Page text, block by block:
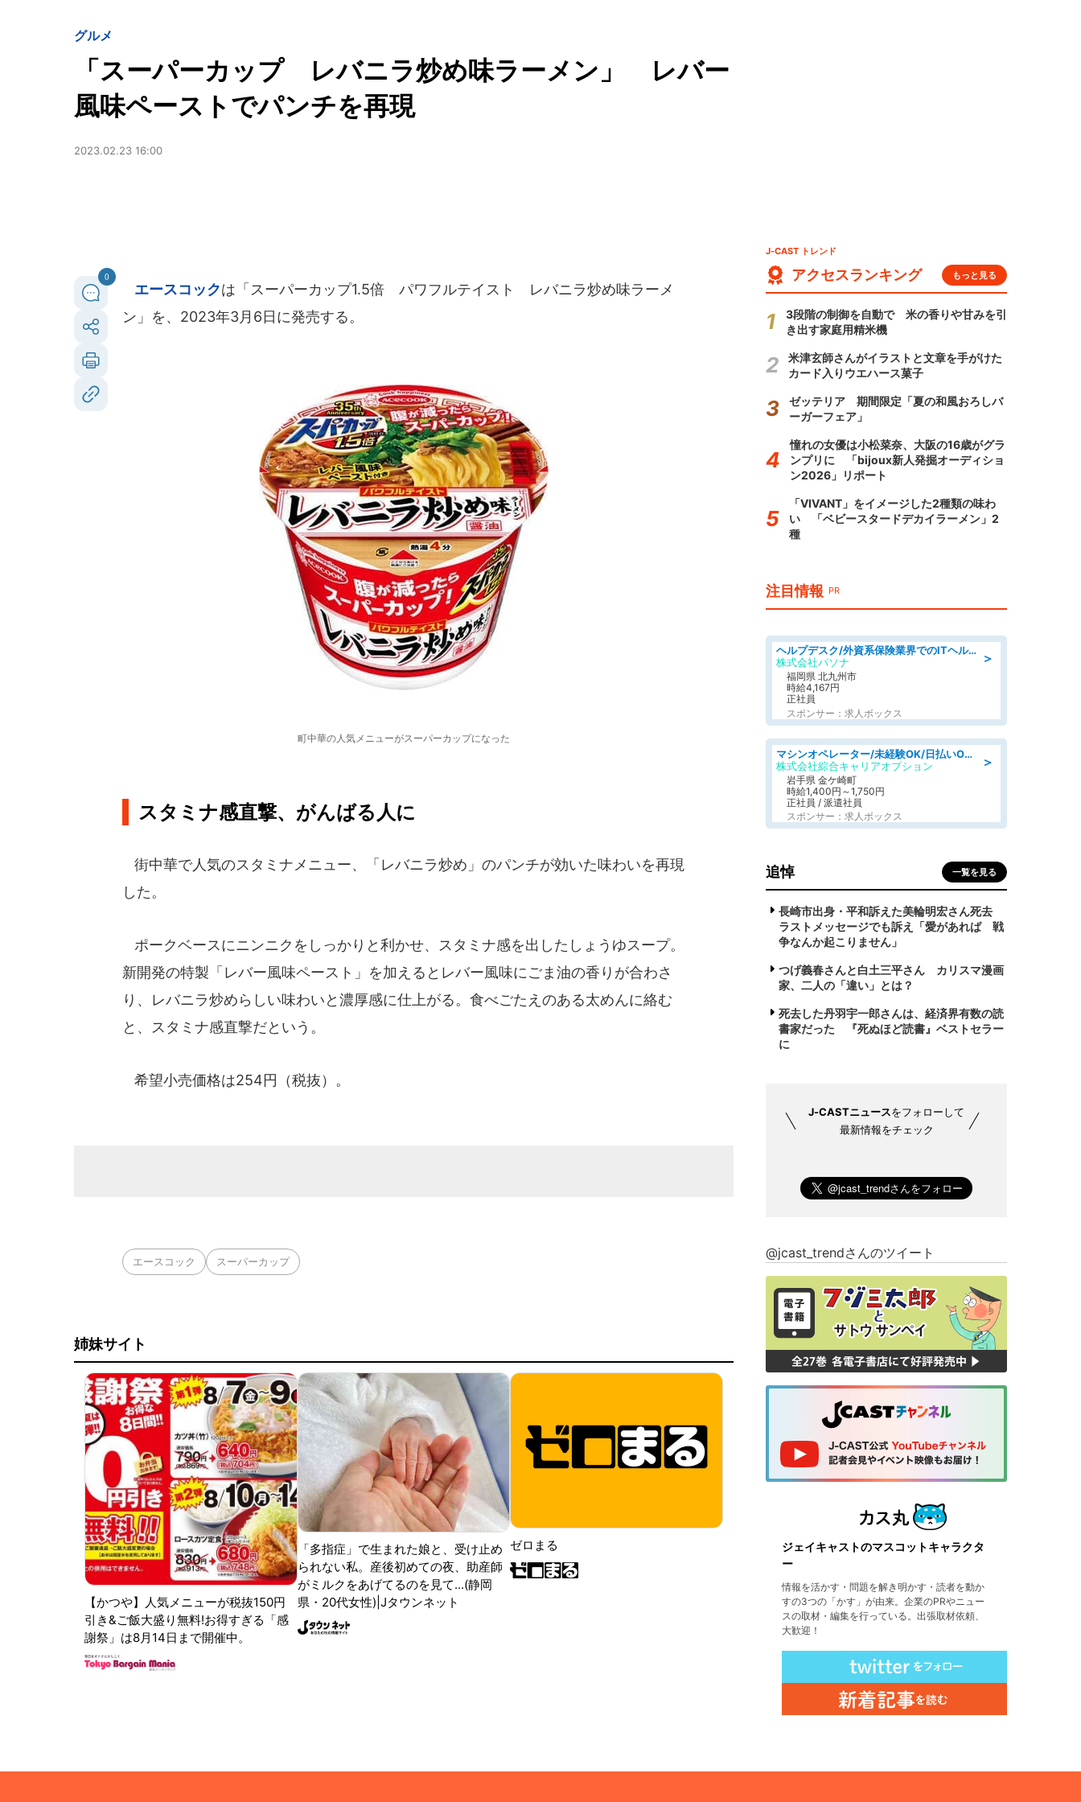
グルメ
「スーパーカップ レバニラ炒め味ラーメン」 レバー
風味ペーストでパンチを再現
2023.02.23 16:00
0
エースコックは「スーパーカップ1.5倍 パワフルテイスト レバニラ炒め味ラーメ
ン」を、2023年3月6日に発売する。
町中華の人気メニューがスーパーカップになった
スタミナ感直撃、がんばる人に
街中華で人気のスタミナメニュー、「レバニラ炒め」のパンチが効いた味わいを再現
した。
ポークベースにニンニクをしっかりと利かせ、スタミナ感を出したしょうゆスープ。
新開発の特製「レバー風味ペースト」を加えるとレバー風味にごま油の香りが合わさ
り、レバニラ炒めらしい味わいと濃厚感に仕上がる。食べごたえのある太めんに絡む
と、スタミナ感直撃だという。
希望小売価格は254円（税抜）。
エースコック スーパーカップ
姉妹サイト
【かつや】人気メニューが税抜150円
引き&ご飯大盛り無料!お得すぎる「感
謝祭」は8月14日まで開催中。
「多指症」で生まれた娘と、受け止め
られない私。産後初めての夜、助産師
がミルクをあげてるのを見て...(静岡
県・20代女性)|Jタウンネット
ゼロまる
J-CAST トレンド
アクセスランキング もっと見る
3段階の制御を自動で 米の香りや甘みを引
き出す家庭用精米機
米津玄師さんがイラストと文章を手がけた
カード入りウエハース菓子
ゼッテリア 期間限定「夏の和風おろしバ
ーガーフェア」
憧れの女優は小松菜奈、大阪の16歳がグラ
ンプリに 「bijoux新人発掘オーディショ
ン2026」リポート
「VIVANT」をイメージした2種類の味わ
い 「ベビースタードデカイラーメン」2
種
注目情報 PR
＞
ヘルプデスク/外資系保険業界でのITヘルプデスク業務/駅近/即日勤務可/ヘルプデスク
株式会社パソナ
福岡県 北九州市
時給4,167円
正社員
スポンサー：求人ボックス
＞
マシンオペレーター/未経験OK/日払いOK/寮完備/交替制/20・30・40代活躍中
株式会社綜合キャリアオプション
岩手県 金ケ崎町
時給1,400円～1,750円
正社員 / 派遣社員
スポンサー：求人ボックス
追悼 一覧を見る
長崎市出身・平和訴えた美輪明宏さん死去
ラストメッセージでも訴え「愛があれば 戦
争なんか起こりません」
つげ義春さんと白土三平さん カリスマ漫画
家、二人の「違い」とは？
死去した丹羽宇一郎さんは、経済界有数の読
書家だった 『死ぬほど読書』ベストセラー
に
J-CASTニュースをフォローして
最新情報をチェック
@jcast_trendさんのツイート
ジェイキャストのマスコットキャラクタ
ー
情報を活かす・問題を解き明かす・読者を動か
すの3つの「かす」が由来。企業のPRやニュー
スの取材・編集を行っている。出張取材依頼、
大歓迎！